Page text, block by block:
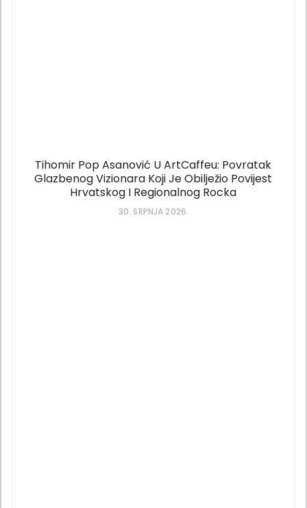
Tihomir Pop Asanović U ArtCaffeu: Povratak
Glazbenog Vizionara Koji Je Obilježio Povijest
Hrvatskog I Regionalnog Rocka
30. SRPNJA 2026.